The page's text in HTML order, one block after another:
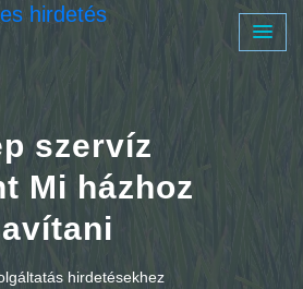
szervíz
Mi házhoz
hirdetésekhez